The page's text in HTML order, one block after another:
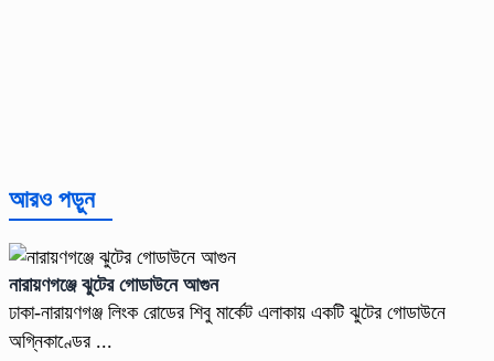
আরও পড়ুন
নারায়ণগঞ্জে ঝুটের গোডাউনে আগুন
ঢাকা-নারায়ণগঞ্জ লিংক রোডের শিবু মার্কেট এলাকায় একটি ঝুটের গোডাউনে
অগ্নিকাণ্ডের ...